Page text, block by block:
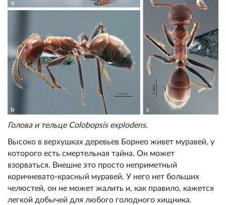
Голова и тельце Colobopsis explodens.
Высоко в верхушках деревьев Борнео живет муравей, у
которого есть смертельная тайна. Он может
взорваться. Внешне это просто неприметный
коричневато-красный муравей. У него нет больших
челюстей, он не может жалить и, как правило, кажется
легкой добычей для любого голодного хищника.